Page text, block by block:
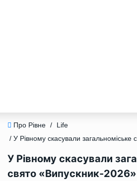
Про Рівне /
Life
У Рівному скасували
свято «Випускник-